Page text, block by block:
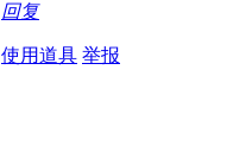
回复
使用道具 举报